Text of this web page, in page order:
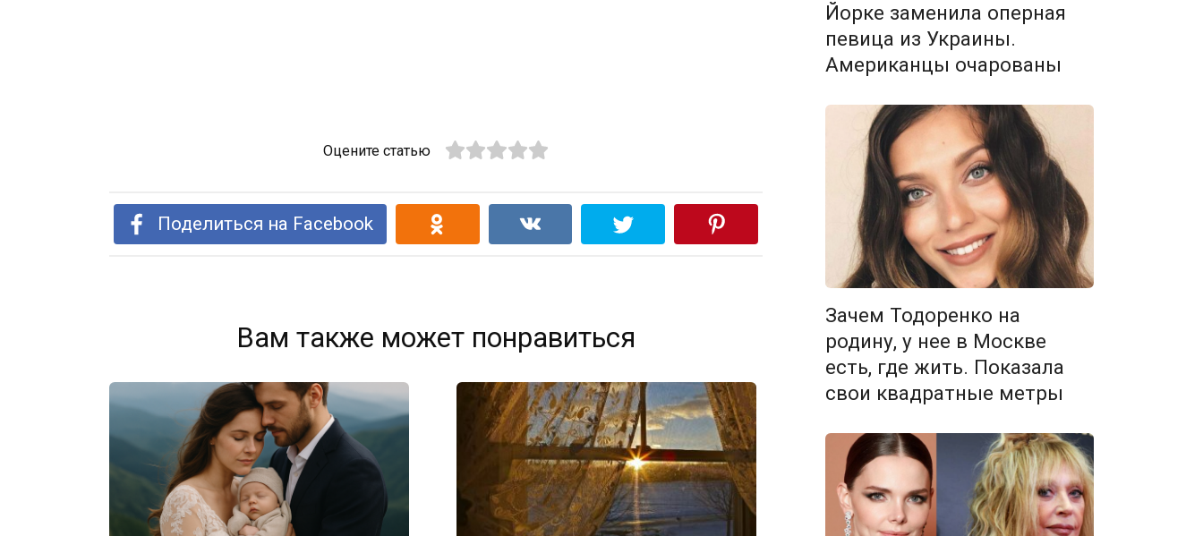
Оцените статью
Поделиться на Facebook
Вам также может понравиться
Йорке заменила оперная
певица из Украины.
Американцы очарованы
Зачем Тодоренко на
родину, у нее в Москве
есть, где жить. Показала
свои квадратные метры